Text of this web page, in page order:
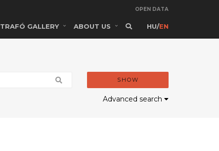
OPEN DATA
TRAFÓ GALLERY ABOUT US HU/EN
SHOW
Advanced search